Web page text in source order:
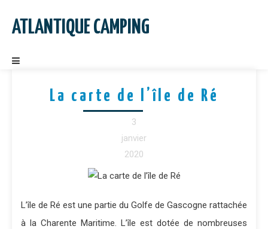
ATLANTIQUE CAMPING
La carte de l’île de Ré
3
janvier
2020
L’île de Ré est une partie du Golfe de Gascogne rattachée
à la Charente Maritime. L’île est dotée de nombreuses